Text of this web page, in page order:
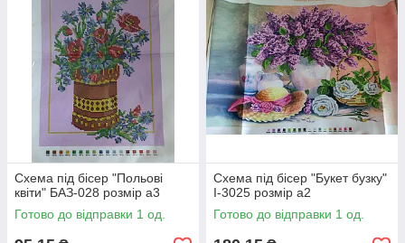
Схема під бісер "Польові
квіти" БАЗ-028 розмір а3
Готово до відправки 1 од.
Схема під бісер "Букет бузку"
I-3025 розмір а2
Готово до відправки 1 од.